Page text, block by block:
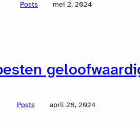
Posts mei 2, 2024
Posts april 28, 2024